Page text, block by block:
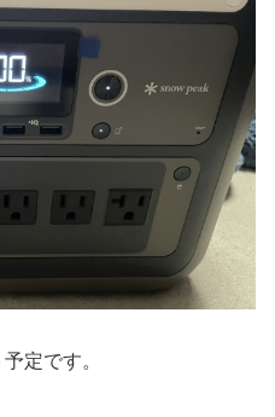
定です。